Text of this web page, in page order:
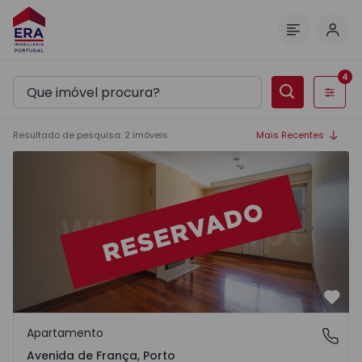
Filtros
4
Resultado de pesquisa: 2 imóveis Mais Recentes
Apartamento T1 Porto, Avenida de França - 1352365 - 1
Avenida de França, Porto
Apartamento
Avenida de França, Porto